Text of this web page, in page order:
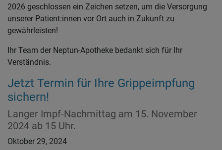
2026 geschlossen ein Zeichen setzen, um die Versorgung
unserer Patient:innen vor Ort auch in Zukunft zu
gewährleisten!
Ihr Team der Neptun-Apotheke bedankt sich für Ihr
Verständnis.
Jetzt Termin für Ihre Grippeimpfung
sichern!
Langer Impf-Nachmittag am 15. November
2024 ab 15 Uhr.
Oktober 29, 2024